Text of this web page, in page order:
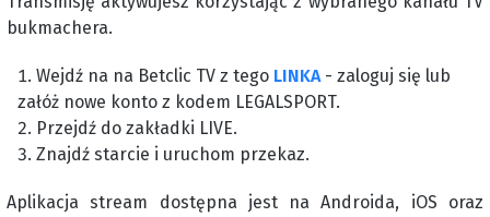
bukmachera.
Wejdź na na Betclic TV z tego LINKA- zaloguj się lub
załóż nowe konto z kodem LEGALSPORT.
Przejdź do zakładki LIVE.
Znajdź starcie i uruchom przekaz.
Aplikacja stream dostępna jest na Androida, iOS oraz